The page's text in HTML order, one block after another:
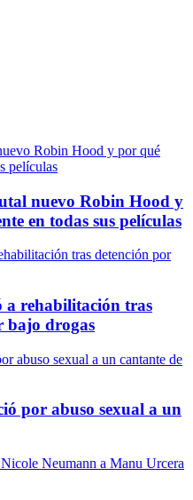
nuevo Robin Hood y
en todas sus películas
a rehabilitación tras
bajo drogas
por abuso sexual a un